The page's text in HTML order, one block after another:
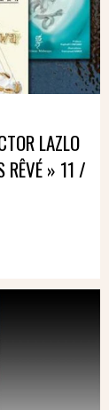
LAZLO
RÊVÉ » 11 /